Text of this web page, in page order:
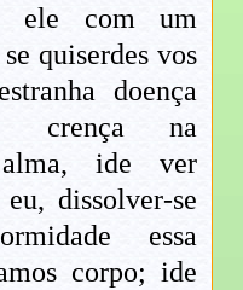
ele com um
quiserdes vos
doença
crença na
ide ver
dissolver-se
essa
corpo; ide